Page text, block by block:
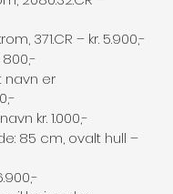
371.CR – kr. 5.900,-
800,-
navn er
kr. 1.000,-
85 cm, ovalt hull –